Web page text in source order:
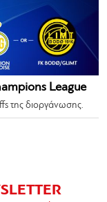
League
της διοργάνωσης.